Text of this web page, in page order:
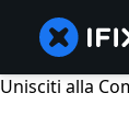
Unisciti alla